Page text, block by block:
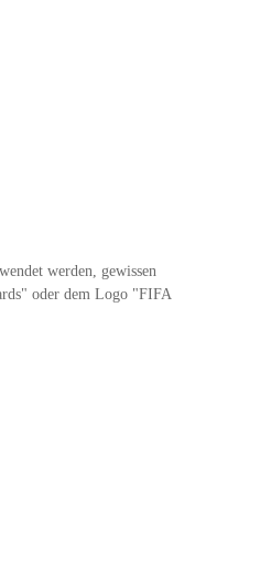
werden, gewissen
oder dem Logo "FIFA